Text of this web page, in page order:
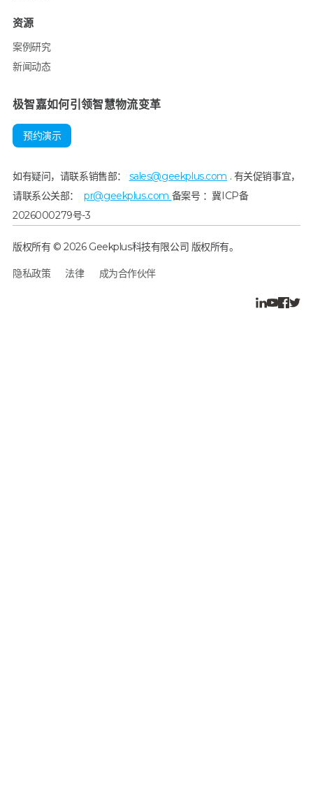
资源
案例研究
新闻动态
极智嘉如何引领智慧物流变革
预约演示
如有疑问，请联系销售部： sales@geekplus.com . 有关促销事宜，
请联系公关部：pr@geekplus.com 备案号 ：冀ICP备
2026000279号-3
版权所有 © 2026 Geekplus科技有限公司 版权所有。
隐私政策 法律 成为合作伙伴